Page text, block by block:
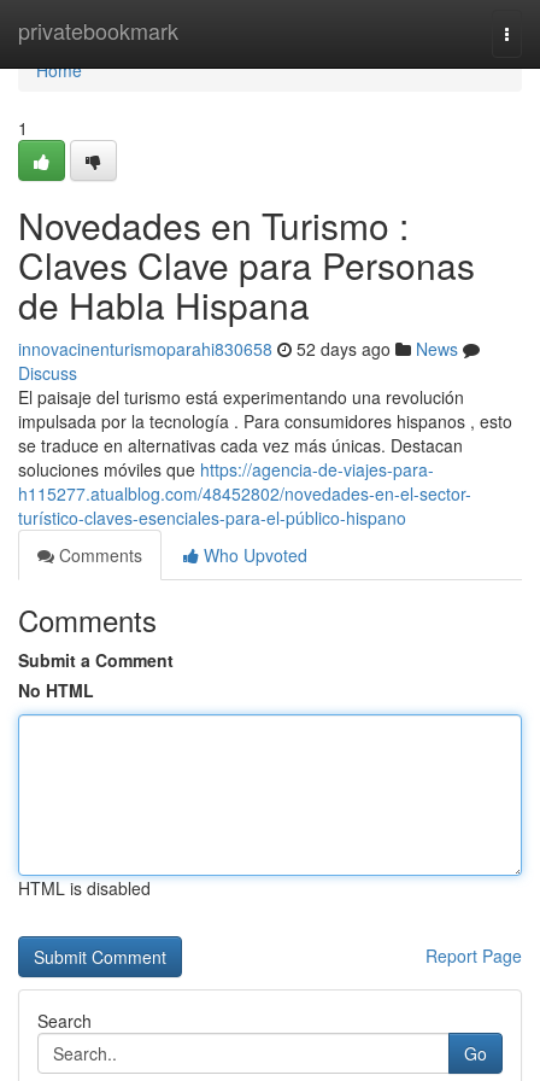
privatebookmark
Home
Home
1
Novedades en Turismo :
Claves Clave para Personas
de Habla Hispana
innovacinenturismoparahi830658 52 days ago
News
Discuss
El paisaje del turismo está experimentando una revolución
impulsada por la tecnología . Para consumidores hispanos , esto
se traduce en alternativas cada vez más únicas. Destacan
soluciones móviles que https://agencia-de-viajes-para-
h115277.atualblog.com/48452802/novedades-en-el-sector-
turístico-claves-esenciales-para-el-público-hispano
Comments
Who Upvoted
Comments
Submit a Comment
No HTML
HTML is disabled
Report Page
Search
Go